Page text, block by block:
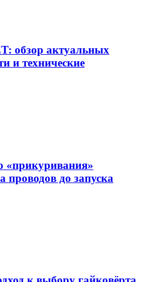
обзор актуальных
и технические
«прикуривания»
проводов до запуска